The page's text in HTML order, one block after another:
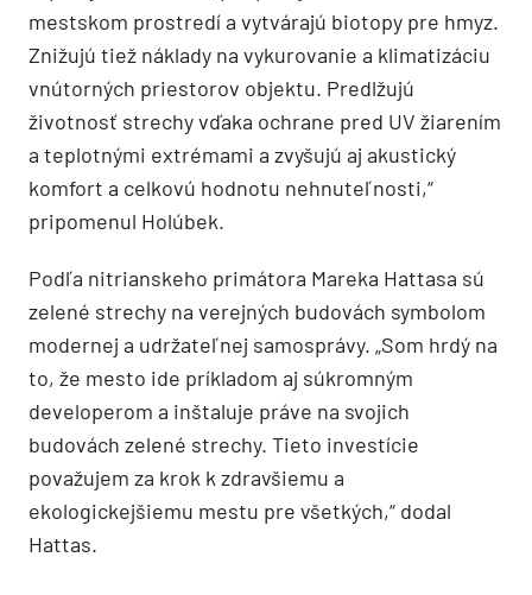
mestskom prostredí a vytvárajú biotopy pre hmyz.
Znižujú tiež náklady na vykurovanie a klimatizáciu
vnútorných priestorov objektu. Predlžujú
životnosť strechy vďaka ochrane pred UV žiarením
a teplotnými extrémami a zvyšujú aj akustický
komfort a celkovú hodnotu nehnuteľnosti,“
pripomenul Holúbek.
Podľa nitrianskeho primátora Mareka Hattasa sú
zelené strechy na verejných budovách symbolom
modernej a udržateľnej samosprávy. „Som hrdý na
to, že mesto ide príkladom aj súkromným
developerom a inštaluje práve na svojich
budovách zelené strechy. Tieto investície
považujem za krok k zdravšiemu a
ekologickejšiemu mestu pre všetkých,“ dodal
Hattas.